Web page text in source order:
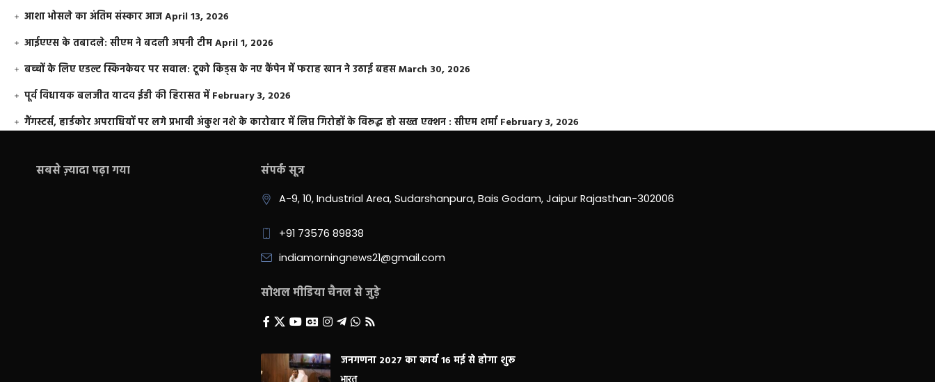
आशा भोसले का अंतिम संस्कार आजApril 13, 2026
आईएएस के तबादले: सीएम ने बदली अपनी टीमApril 1, 2026
बच्चों के लिए एडल्ट स्किनकेयर पर सवाल: टूको किड्स के नए कैंपेन में फराह खान ने उठाई बहसMarch 30, 2026
पूर्व विधायक बलजीत यादव ईडी की हिरासत में February 3, 2026
गैंगस्टर्स, हार्डकोर अपराधियों पर लगे प्रभावी अंकुश नशे के कारोबार में लिप्त गिरोहों के विरूद्ध हो सख्त एक्शन : सीएम शर्मा February 3, 2026
सबसे ज़्यादा पढ़ा गया संपर्क सूत्र
A-9, 10, Industrial Area, Sudarshanpura, Bais Godam, Jaipur Rajasthan-302006
+91 73576 89838
indiamorningnews21@gmail.com
सोशल मीडिया चैनल से जुड़े
जनगणना 2027 का कार्य 16 मई से होगा शुरू